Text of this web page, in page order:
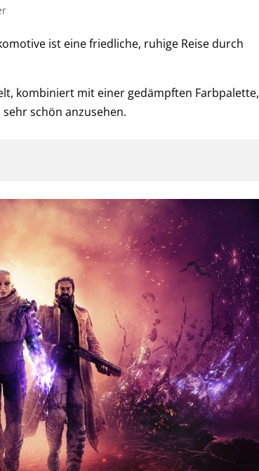
ist eine friedliche, ruhige Reise durch
kombiniert mit einer gedämpften Farbpalette,
schön anzusehen.